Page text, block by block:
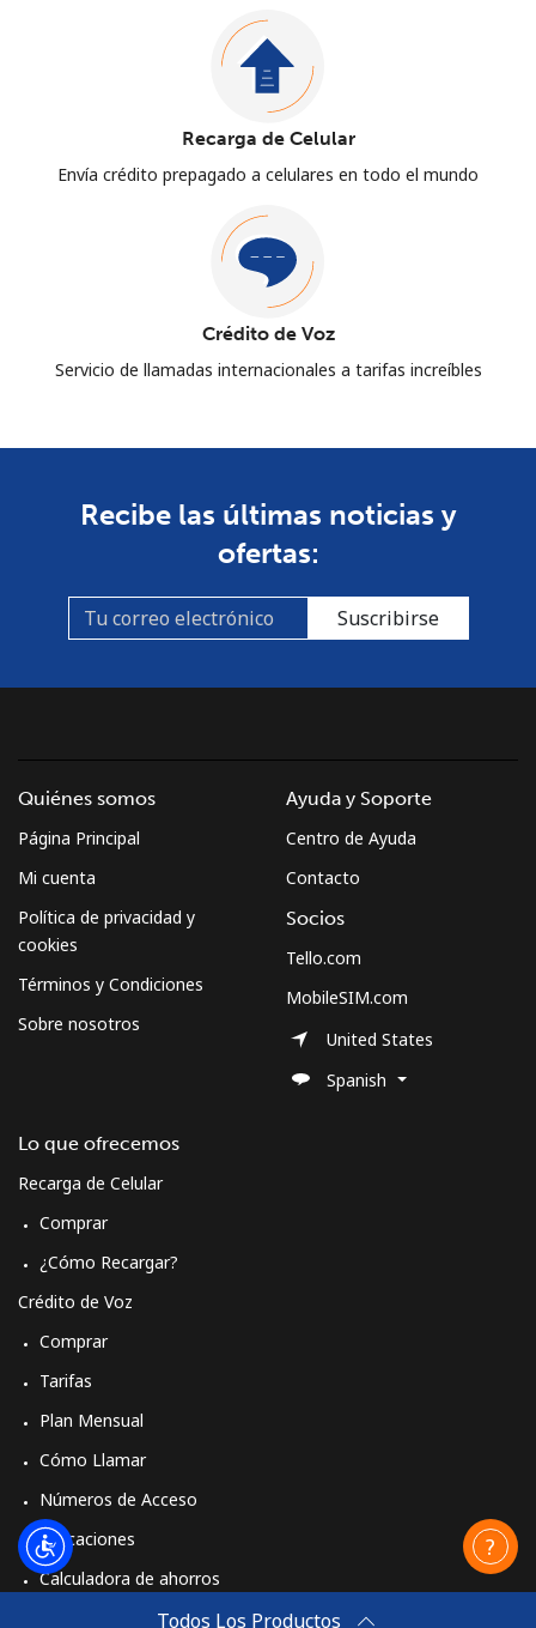
Recarga de Celular
Envía crédito prepagado a celulares en todo el mundo
Crédito de Voz
Servicio de llamadas internacionales a tarifas increíbles
Recibe las últimas noticias y
ofertas:
Suscribirse
Todos Los Productos
Quiénes somos
Página Principal
Mi cuenta
Política de privacidad y
cookies
Términos y Condiciones
Sobre nosotros
Lo que ofrecemos
Recarga de Celular
Comprar
¿Cómo Recargar?
Crédito de Voz
Comprar
Tarifas
Plan Mensual
Cómo Llamar
Números de Acceso
Aplicaciones
Calculadora de ahorros
Ayuda y Soporte
Centro de Ayuda
Contacto
Socios
Tello.com
MobileSIM.com
United States
Spanish